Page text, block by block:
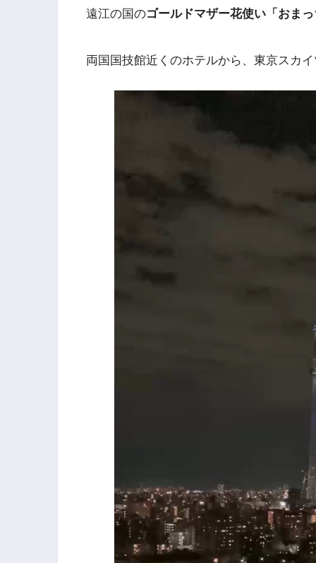
遠江の国のゴールドマザー花使い「おま
両国国技館近くのホテルから、東京スカ